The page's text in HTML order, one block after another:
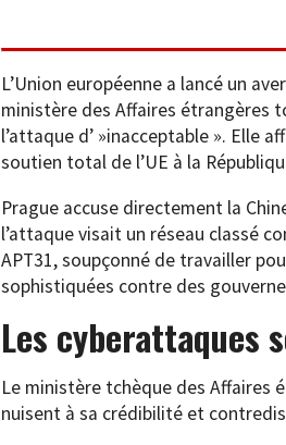
L’Union européenne a lancé un
ministère des Affaires étrangères
l’attaque d’ »inacceptable ». Elle
soutien total de l’UE à la
Prague accuse directement la
l’attaque visait un réseau classé
APT31, soupçonné de travailler
sophistiquées contre des
Les cyberattaques
Le ministère tchèque des Affaires
nuisent à sa crédibilité et